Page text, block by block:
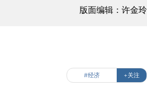
版面编辑：许金玲
#经济 +关注